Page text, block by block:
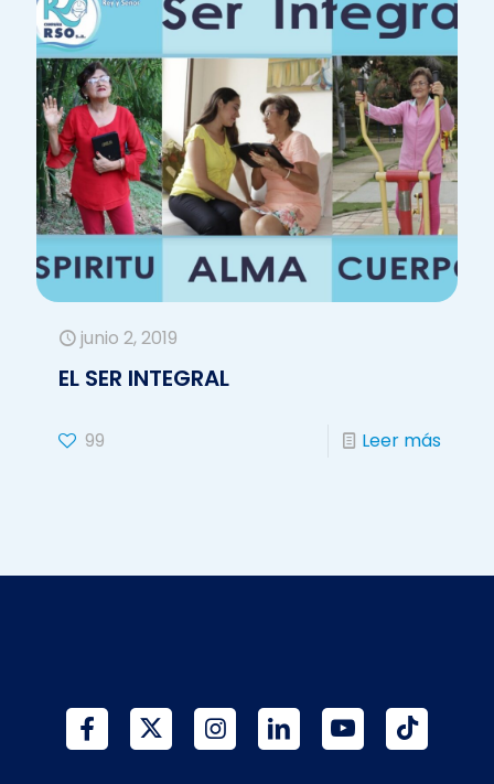
junio 2, 2019
EL SER INTEGRAL
99 Leer más